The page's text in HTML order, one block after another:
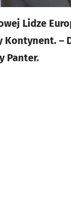
Lidze
–
Panter.